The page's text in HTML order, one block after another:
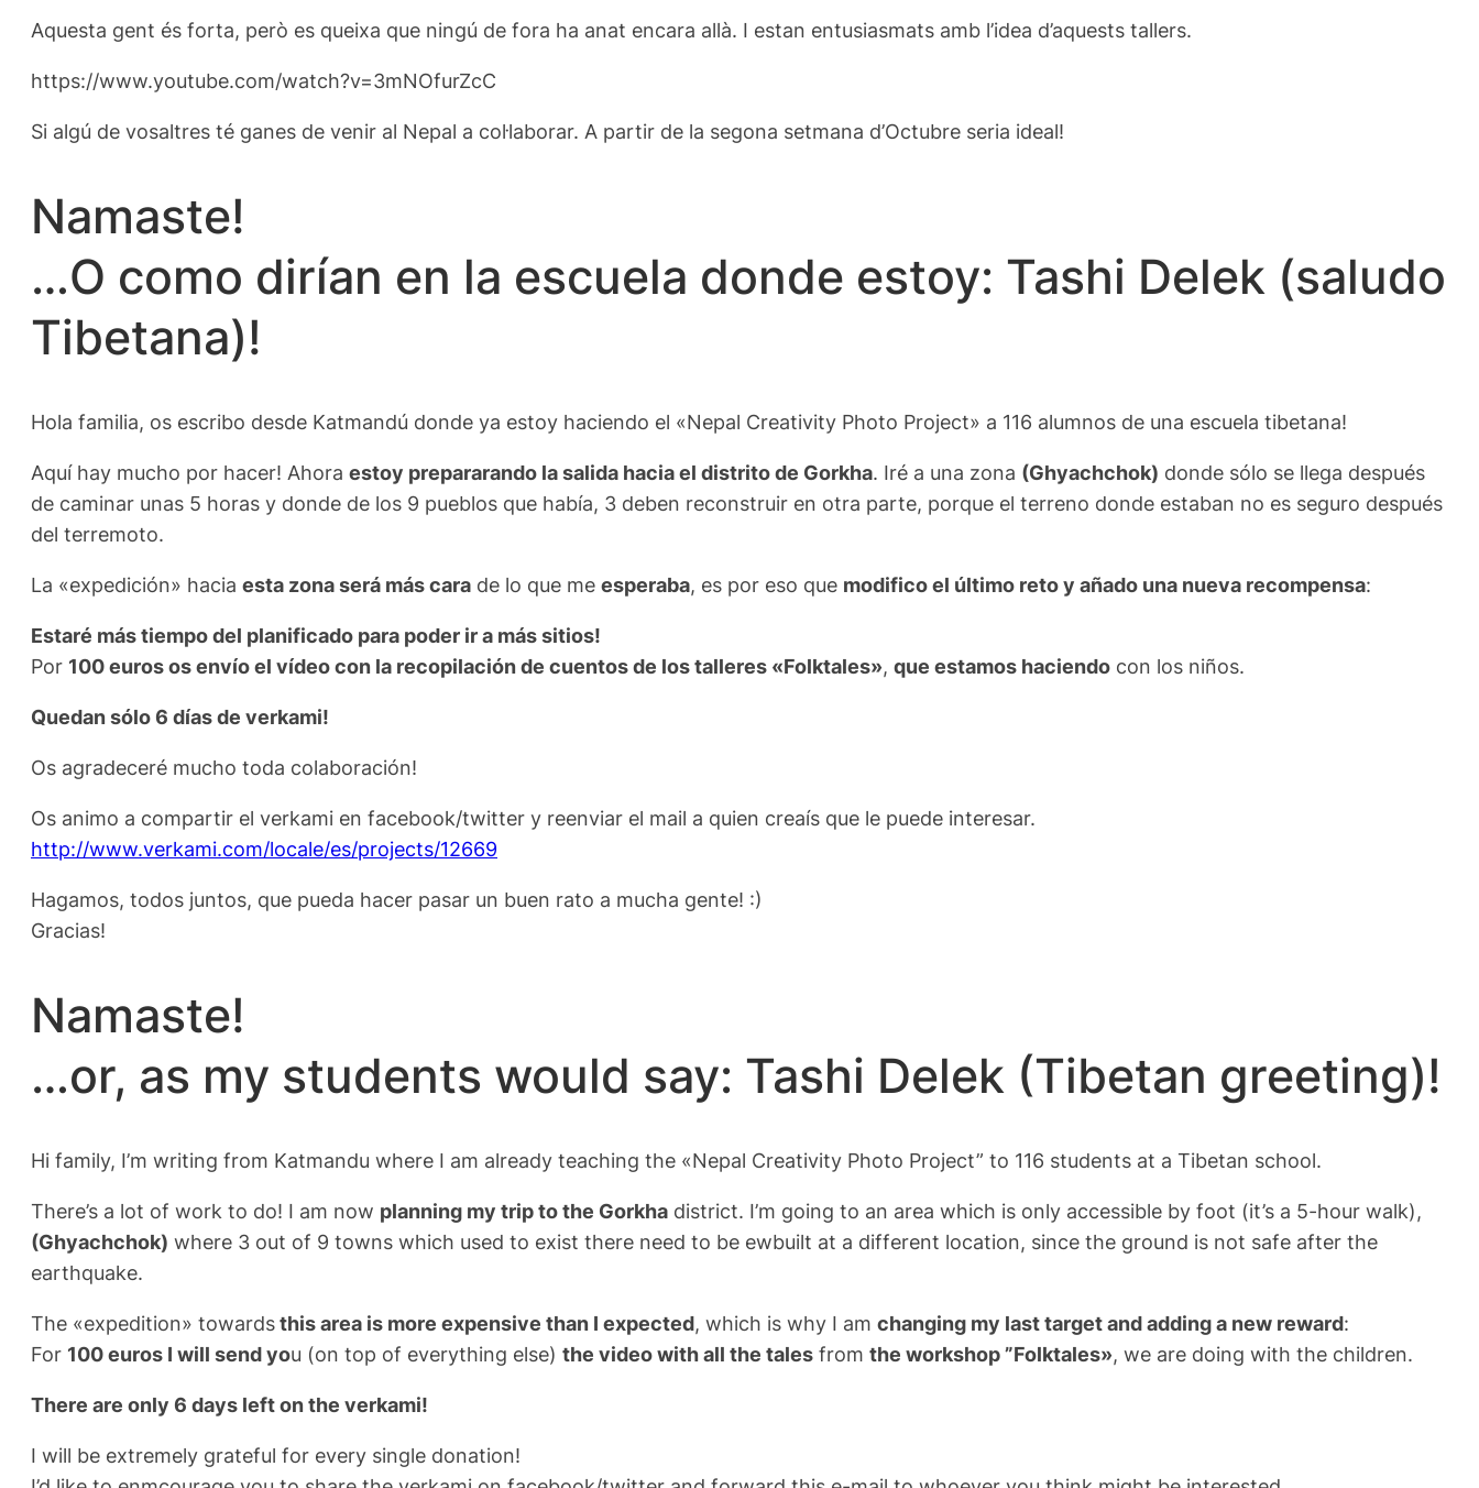
Aquesta gent és forta, però es queixa que ningú de fora ha anat encara allà. I estan entusiasmats amb l’idea d’aquests tallers.
https://www.youtube.com/watch?v=3mNOfurZcC
Si algú de vosaltres té ganes de venir al Nepal a col·laborar. A partir de la segona setmana d’Octubre seria ideal!
Namaste!
…O como dirían en la escuela donde estoy: Tashi Delek (saludo
Tibetana)!
Hola familia, os escribo desde Katmandú donde ya estoy haciendo el «Nepal Creativity Photo Project» a 116 alumnos de una escuela tibetana!
Aquí hay mucho por hacer! Ahora estoy prepararando la salida hacia el distrito de Gorkha. Iré a una zona (Ghyachchok) donde sólo se llega después
de caminar unas 5 horas y donde de los 9 pueblos que había, 3 deben reconstruir en otra parte, porque el terreno donde estaban no es seguro después
del terremoto.
La «expedición» hacia esta zona será más cara de lo que me esperaba, es por eso que modifico el último reto y añado una nueva recompensa:
Estaré más tiempo del planificado para poder ir a más sitios!
Por 100 euros os envío el vídeo con la recopilación de cuentos de los talleres «Folktales», que estamos haciendo con los niños.
Quedan sólo 6 días de verkami!
Os agradeceré mucho toda colaboración!
Os animo a compartir el verkami en facebook/twitter y reenviar el mail a quien creaís que le puede interesar.
http://www.verkami.com/locale/es/projects/12669
Hagamos, todos juntos, que pueda hacer pasar un buen rato a mucha gente! :)
Gracias!
Namaste!
…or, as my students would say: Tashi Delek (Tibetan greeting)!
Hi family, I’m writing from Katmandu where I am already teaching the «Nepal Creativity Photo Project” to 116 students at a Tibetan school.
There’s a lot of work to do! I am now planning my trip to the Gorkha district. I’m going to an area which is only accessible by foot (it’s a 5-hour walk),
(Ghyachchok) where 3 out of 9 towns which used to exist there need to be ewbuilt at a different location, since the ground is not safe after the
earthquake.
The «expedition» towardsthis area is more expensive than I expected, which is why I am changing my last target and adding a new reward:
For 100 euros I will send you (on top of everything else) the video with all the tales from the workshop ”Folktales», we are doing with the children.
There are only 6 days left on the verkami!
I will be extremely grateful for every single donation!